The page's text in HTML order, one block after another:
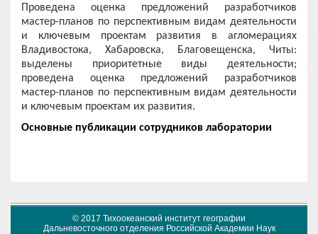
Проведена оценка предложений разработчиков
мастер-планов по перспективным видам деятельности
и ключевым проектам развития в агломерациях
Владивостока, Хабаровска, Благовещенска, Читы:
выделены приоритетные виды деятельности;
проведена оценка предложений разработчиков
мастер-планов по перспективным видам деятельности
и ключевым проектам их развития.
Основные публикации сотрудников лаборатории
© 2017 Тихоокеанский институт географии
Дальневосточного отделения Российской Академии Наук